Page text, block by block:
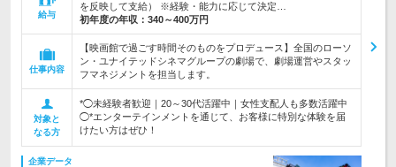
給与
を反映して支給） ※経験・能力に応じて決定…
初年度の年収： 340～400万円
仕事内容
【映画館で過ごす時間そのものをプロデュース】全国のローソ
ン・ユナイテッドシネマグループの劇場で、劇場運営やスタッ
フマネジメントを担当します。
対象と
なる方
*◯未経験者歓迎｜20～30代活躍中｜女性支配人も多数活躍中
◯*エンターテインメントを通じて、お客様に特別な体験を届
けたい方はぜひ！
企業データ